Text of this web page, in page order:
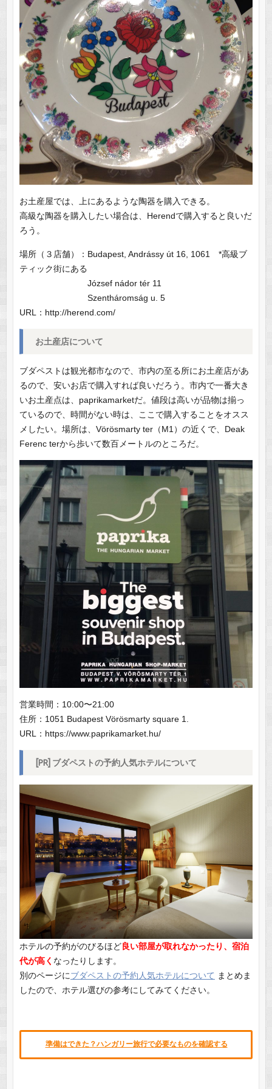
お土産屋では、上にあるような陶器を購入できる。
高級な陶器を購入したい場合は、Herendで購入すると良いだ
ろう。
場所（３店舗）：Budapest, Andrássy út 16, 1061 *高級ブ
ティック街にある
József nádor tér 11
Szentháromság u. 5
URL：http://herend.com/
お土産店について
ブダペストは観光都市なので、市内の至る所にお土産店があ
るので、安いお店で購入すれば良いだろう。市内で一番大き
いお土産点は、paprikamarketだ。値段は高いが品物は揃っ
ているので、時間がない時は、ここで購入することをオスス
メしたい。場所は、Vörösmarty ter（M1）の近くで、Deak
Ferenc terから歩いて数百メートルのところだ。
営業時間：10:00〜21:00
住所：1051 Budapest Vörösmarty square 1.
URL：https://www.paprikamarket.hu/
[PR] ブダペストの予約人気ホテルについて
ホテルの予約がのびるほど良い部屋が取れなかったり、宿泊
代が高く なったりします。
別のページにブダペストの予約人気ホテルについて まとめま
したので、ホテル選びの参考にしてみてください。
準備はできた？ハンガリー旅行で必要なものを確認する